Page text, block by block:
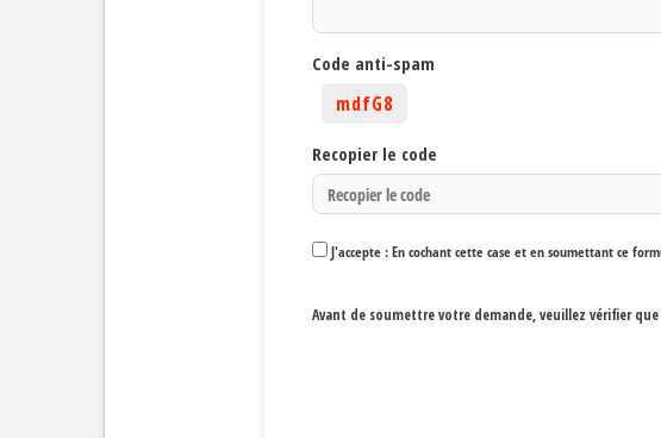
Code anti-spam
mdfG8
Recopier le code
J'accepte : En cochant cette case et en soumettant ce
Avant de soumettre votre demande, veuillez vérifier